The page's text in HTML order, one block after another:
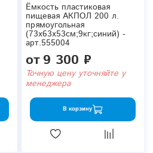
Ёмкость пластиковая
пищевая АКПОЛ 200 л.
прямоугольная
(73x63x53см;9кг;синий) -
арт.555004
от9 300 ₽
Точную цену уточняйте у
менеджера
В корзину